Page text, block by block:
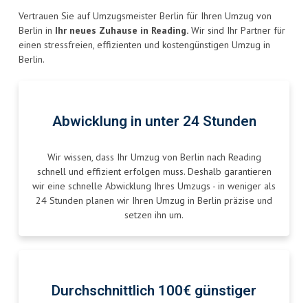
Vertrauen Sie auf Umzugsmeister Berlin für Ihren Umzug von
Berlin in Ihr neues Zuhause in Reading. Wir sind Ihr Partner für
einen stressfreien, effizienten und kostengünstigen Umzug in
Berlin.
Abwicklung in unter 24 Stunden
Wir wissen, dass Ihr Umzug von Berlin nach Reading
schnell und effizient erfolgen muss. Deshalb garantieren
wir eine schnelle Abwicklung Ihres Umzugs - in weniger als
24 Stunden planen wir Ihren Umzug in Berlin präzise und
setzen ihn um.
Durchschnittlich 100€ günstiger